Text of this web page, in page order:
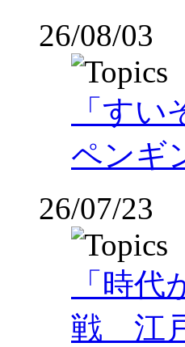
26/08/03
「す
ペンギ
26/07/23
「時
戦 江